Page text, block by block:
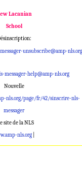
Lacanian
School
unsubscribe@amp-nls.org
messager-help@amp-nls.org
Nouvelle
nls.org/page/fr/42/sinscrire-nls-
messager
site de la NLS
nls.org